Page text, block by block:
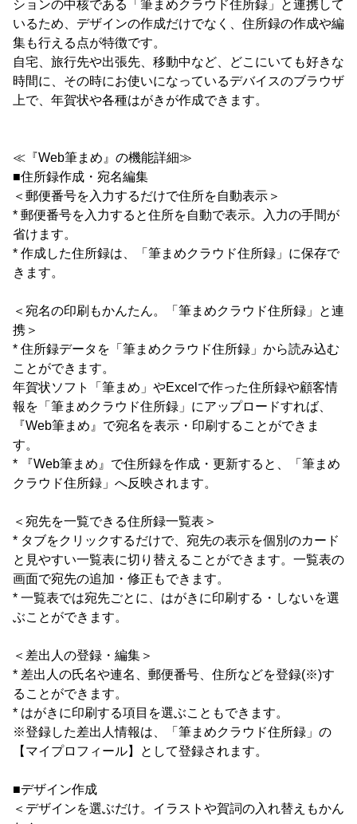
ションの中核である「筆まめクラウド住所録」と連携して
いるため、デザインの作成だけでなく、住所録の作成や編
集も行える点が特徴です。
自宅、旅行先や出張先、移動中など、どこにいても好きな
時間に、その時にお使いになっているデバイスのブラウザ
上で、年賀状や各種はがきが作成できます。
≪『Web筆まめ』の機能詳細≫
■住所録作成・宛名編集
＜郵便番号を入力するだけで住所を自動表示＞
* 郵便番号を入力すると住所を自動で表示。入力の手間が
省けます。
* 作成した住所録は、「筆まめクラウド住所録」に保存で
きます。
＜宛名の印刷もかんたん。「筆まめクラウド住所録」と連
携＞
* 住所録データを「筆まめクラウド住所録」から読み込む
ことができます。
年賀状ソフト「筆まめ」やExcelで作った住所録や顧客情
報を「筆まめクラウド住所録」にアップロードすれば、
『Web筆まめ』で宛名を表示・印刷することができま
す。
* 『Web筆まめ』で住所録を作成・更新すると、「筆まめ
クラウド住所録」へ反映されます。
＜宛先を一覧できる住所録一覧表＞
* タブをクリックするだけで、宛先の表示を個別のカード
と見やすい一覧表に切り替えることができます。一覧表の
画面で宛先の追加・修正もできます。
* 一覧表では宛先ごとに、はがきに印刷する・しないを選
ぶことができます。
＜差出人の登録・編集＞
* 差出人の氏名や連名、郵便番号、住所などを登録(※)す
ることができます。
* はがきに印刷する項目を選ぶこともできます。
※登録した差出人情報は、「筆まめクラウド住所録」の
【マイプロフィール】として登録されます。
■デザイン作成
＜デザインを選ぶだけ。イラストや賀詞の入れ替えもかん